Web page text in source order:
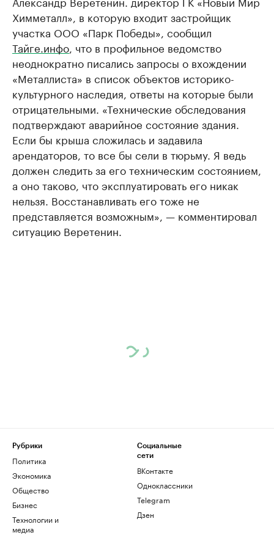
Химметалл», в которую входит застройщик
участка ООО «Парк Победы», сообщил
Тайге.инфо , что в профильное ведомство
неоднократно писались запросы о вхождении
«Металлиста» в список объектов историко-
культурного наследия, ответы на которые были
отрицательными. «Технические обследования
подтверждают аварийное состояние здания.
Если бы крыша сложилась и задавила
арендаторов, то все бы сели в тюрьму. Я ведь
должен следить за его техническим состоянием,
а оно таково, что эксплуатировать его никак
нельзя. Восстанавливать его тоже не
представляется возможным», — комментировал
ситуацию Веретенин.
Рубрики
Политика
Экономика
Общество
Бизнес
Технологии и
медиа
Социальные
сети
ВКонтакте
Одноклассники
Telegram
Дзен